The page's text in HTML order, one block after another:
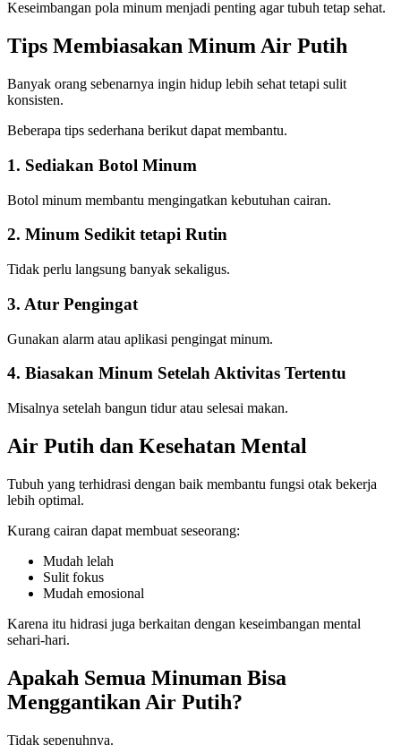
Keseimbangan pola minum menjadi penting agar tubuh tetap sehat.
Tips Membiasakan Minum Air Putih
Banyak orang sebenarnya ingin hidup lebih sehat tetapi sulit
konsisten.
Beberapa tips sederhana berikut dapat membantu.
1. Sediakan Botol Minum
Botol minum membantu mengingatkan kebutuhan cairan.
2. Minum Sedikit tetapi Rutin
Tidak perlu langsung banyak sekaligus.
3. Atur Pengingat
Gunakan alarm atau aplikasi pengingat minum.
4. Biasakan Minum Setelah Aktivitas Tertentu
Misalnya setelah bangun tidur atau selesai makan.
Air Putih dan Kesehatan Mental
Tubuh yang terhidrasi dengan baik membantu fungsi otak bekerja
lebih optimal.
Kurang cairan dapat membuat seseorang:
Mudah lelah
Sulit fokus
Mudah emosional
Karena itu hidrasi juga berkaitan dengan keseimbangan mental
sehari-hari.
Apakah Semua Minuman Bisa
Menggantikan Air Putih?
Tidak sepenuhnya.